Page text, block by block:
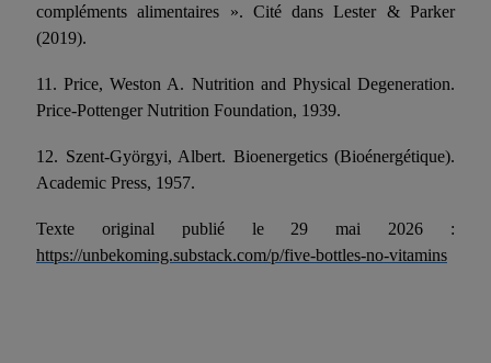
compléments alimentaires ». Cité dans Lester & Parker
(2019).
11. Price, Weston A. Nutrition and Physical Degeneration.
Price-Pottenger Nutrition Foundation, 1939.
12. Szent-Györgyi, Albert. Bioenergetics (Bioénergétique).
Academic Press, 1957.
Texte original publié le 29 mai 2026 :
https://unbekoming.substack.com/p/five-bottles-no-vitamins